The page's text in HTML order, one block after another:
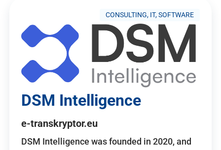
CONSULTING, IT, SOFTWARE
DSM Intelligence
e-transkryptor.eu
DSM Intelligence was founded in 2020, and